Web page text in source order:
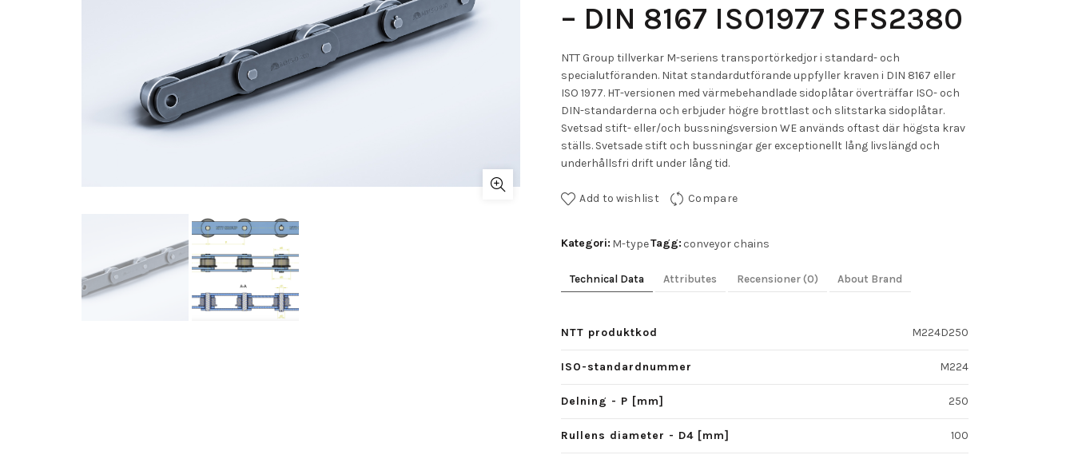
– DIN 8167 ISO1977 SFS2380
NTT Group tillverkar M-seriens transportörkedjor i standard- och
specialutföranden. Nitat standardutförande uppfyller kraven i DIN 8167 eller
ISO 1977. HT-versionen med värmebehandlade sidoplåtar överträffar ISO- och
DIN-standarderna och erbjuder högre brottlast och slitstarka sidoplåtar.
Svetsad stift- eller/och bussningsversion WE används oftast där högsta krav
ställs. Svetsade stift och bussningar ger exceptionellt lång livslängd och
underhållsfri drift under lång tid.
Add to wishlist Compare
Kategori: M-typeTagg: conveyor chains
Technical Data Attributes Recensioner (0) About Brand
NTT produktkod M224D250
ISO-standardnummer M224
Delning - P [mm] 250
Rullens diameter - D4 [mm] 100